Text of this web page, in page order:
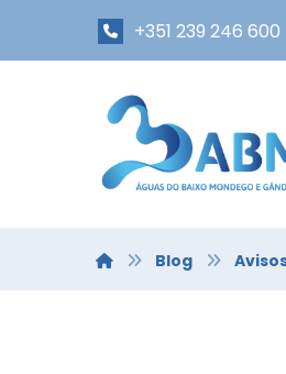
+351 239 246 600
Blog